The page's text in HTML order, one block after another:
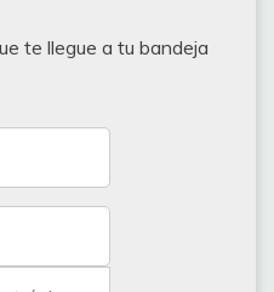
te llegue a tu bandeja